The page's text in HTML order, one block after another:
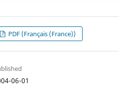
PDF (Français (France))
06-01